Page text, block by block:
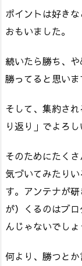
ポイントは好き
おもいました。
続いたら勝ち、
勝ってると思いま
そして、集約さ
り返り」でよろし
そのためにたく
気づいてみたり
す。アンテナが
が）くるのはブ
んじゃないでしょ
何より、勝つと